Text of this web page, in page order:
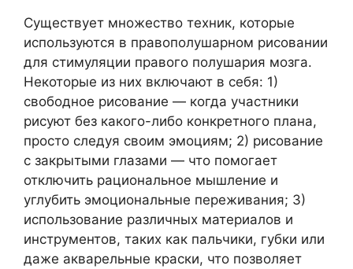
Существует множество техник, которые
используются в правополушарном рисовании
для стимуляции правого полушария мозга.
Некоторые из них включают в себя: 1)
свободное рисование — когда участники
рисуют без какого-либо конкретного плана,
просто следуя своим эмоциям; 2) рисование
с закрытыми глазами — что помогает
отключить рациональное мышление и
углубить эмоциональные переживания; 3)
использование различных материалов и
инструментов, таких как пальчики, губки или
даже акварельные краски, что позволяет